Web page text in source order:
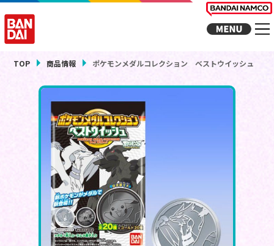
TOP 商品情報 ポケモンメダルコレクション ベストウイッシュ